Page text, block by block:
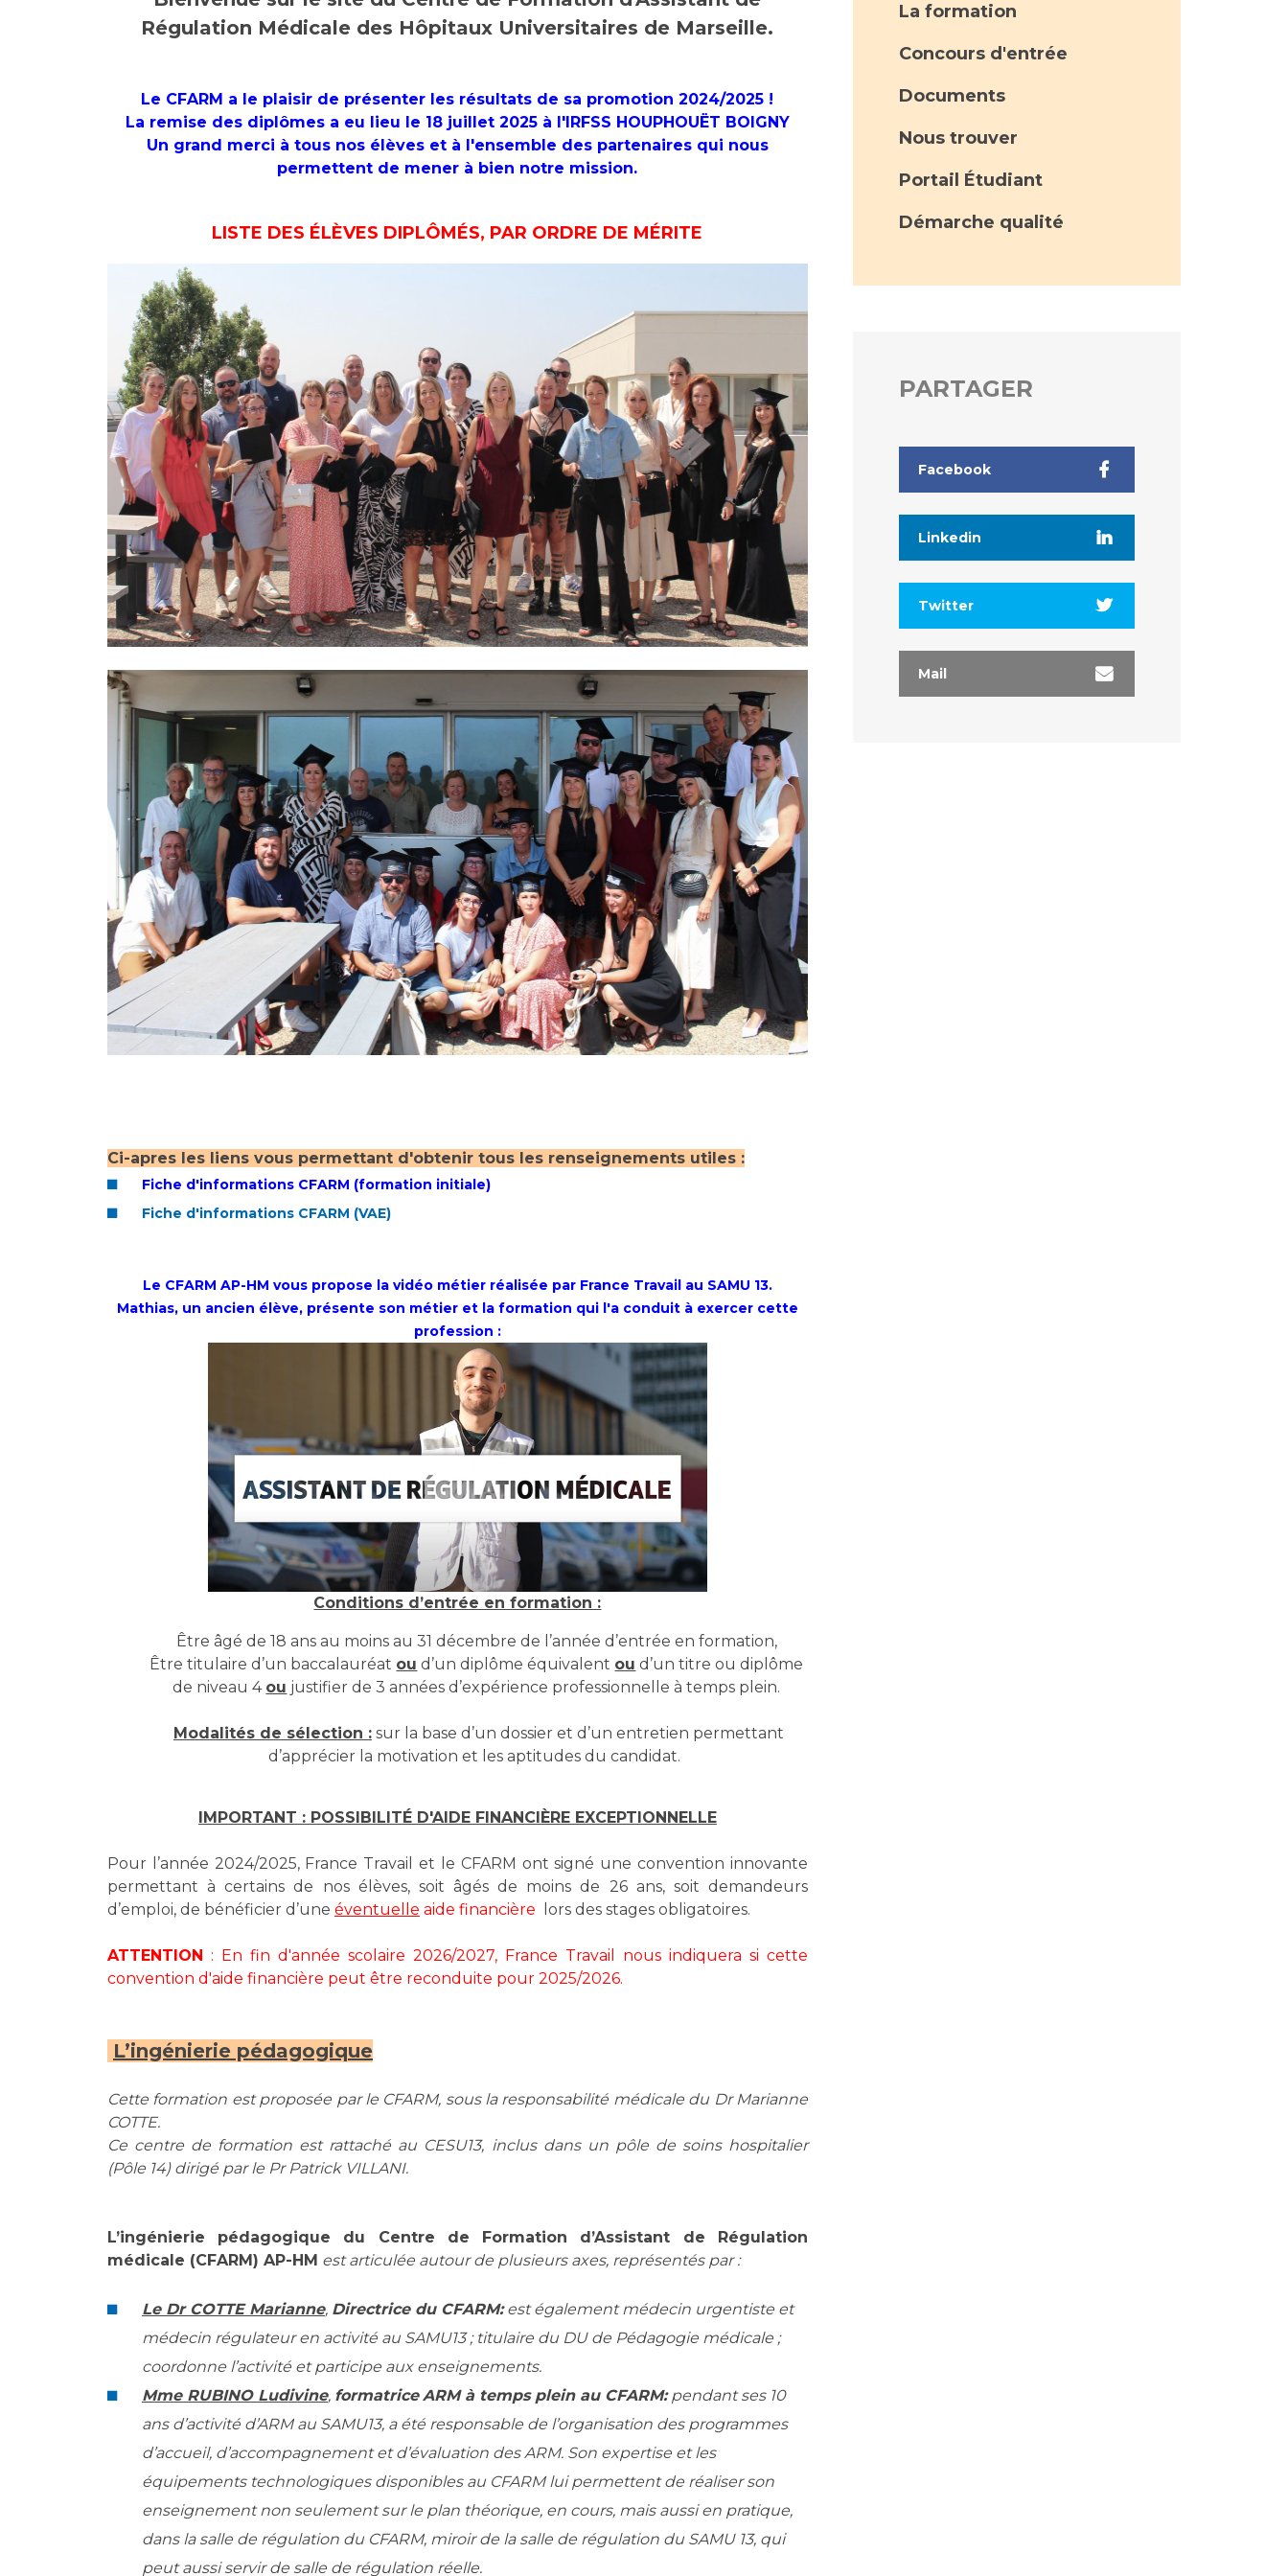
Laïcité et cultes
Les associations
Transports sanitaires
Vos droits, vos devoirs
Les structures de recherche
Maladies Rares
Plateforme d'Expertise
Régulation Médicale des Hôpitaux Universitaires de Marseille.
Le CFARM a le plaisir de présenter les résultats de sa promotion 2024/2025 !
La remise des diplômes a eu lieu le 18 juillet 2025 à l'IRFSS HOUPHOUËT BOIGNY
Un grand merci à tous nos élèves et à l'ensemble des partenaires qui nous
permettent de mener à bien notre mission.
LISTE DES ÉLÈVES DIPLÔMÉS, PAR ORDRE DE MÉRITE
Ci-apres les liens vous permettant d'obtenir tous les renseignements utiles :
Fiche d'informations CFARM (formation initiale)
Fiche d'informations CFARM (VAE)
Le CFARM AP-HM vous propose la vidéo métier réalisée par France Travail au SAMU 13.
Mathias, un ancien élève, présente son métier et la formation qui l'a conduit à exercer cette
profession :
Conditions d’entrée en formation :
Être âgé de 18 ans au moins au 31 décembre de l’année d’entrée en formation,
Être titulaire d’un baccalauréat ou d’un diplôme équivalent ou d’un titreoudiplôme
de niveau 4 ou justifier de 3 années d’expérience professionnelle à temps plein.
Modalités de sélection :sur la base d’un dossier et d’un entretien permettant
d’apprécier la motivation et les aptitudes du candidat.
IMPORTANT : POSSIBILITÉ D'AIDE FINANCIÈRE EXCEPTIONNELLE
Pour l’année 2024/2025, France Travail et le CFARM ont signé une convention innovante
permettant à certains de nos élèves, soit âgés de moins de 26 ans, soit demandeurs
d’emploi, de bénéficier d’une éventuelle aide financière lors des stages obligatoires.
ATTENTION
: En fin d'année scolaire 2026/2027, France Travail nous indiquera si cette
convention d'aide financière peut être reconduite pour 2025/2026.
L’ingénierie pédagogique
Cette formation est proposée par le CFARM, sous la responsabilité médicale du Dr Marianne
COTTE.
Ce centre de formation est rattaché au CESU13, inclus dans un pôle de soins hospitalier
(Pôle 14) dirigé par le Pr Patrick VILLANI.
L’ingénierie pédagogique du Centre de Formation d’Assistant de Régulation
médicale (CFARM) AP-HM est articulée autour de plusieurs axes, représentés par :
Le Dr COTTE Marianne, Directrice du CFARM: est également médecin urgentiste et
médecin régulateur en activité au SAMU13 ; titulaire du DU de Pédagogie médicale ;
coordonne l’activité et participe aux enseignements.
Mme RUBINO Ludivine, formatrice ARM à temps plein au CFARM: pendant ses 10
ans d’activité d’ARM au SAMU13, a été responsable de l’organisation des programmes
d’accueil, d’accompagnement et d’évaluation des ARM. Son expertise et les
équipements technologiques disponibles au CFARM lui permettent de réaliser son
enseignement non seulement sur le plan théorique, en cours, mais aussi en pratique,
dans la salle de régulation du CFARM, miroir de la salle de régulation du SAMU 13, qui
peut aussi servir de salle de régulation réelle.
La formation
Concours d'entrée
Documents
Nous trouver
Portail Étudiant
Démarche qualité
PARTAGER
Facebook
Linkedin
Twitter
Mail